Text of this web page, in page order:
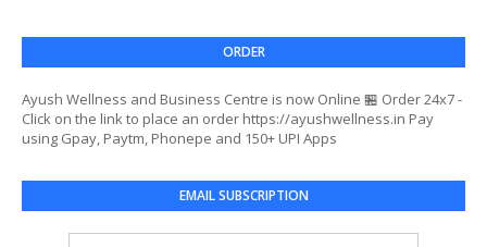
ORDER
Ayush Wellness and Business Centre is now Online 🏪 Order 24x7 -
Click on the link to place an order https://ayushwellness.in Pay
using Gpay, Paytm, Phonepe and 150+ UPI Apps
EMAIL SUBSCRIPTION